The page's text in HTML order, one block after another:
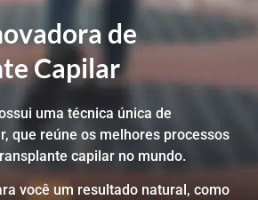
de
Capilar
uma técnica única de
que reúne os melhores processos
capilar no mundo.
você um resultado natural, como